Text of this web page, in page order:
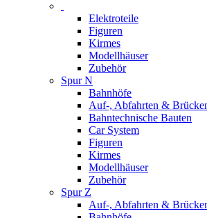
Elektroteile
Figuren
Kirmes
Modellhäuser
Zubehör
Spur N
Bahnhöfe
Auf-, Abfahrten &
Bahntechnische Bauten
Car System
Figuren
Kirmes
Modellhäuser
Zubehör
Spur Z
Auf-, Abfahrten &